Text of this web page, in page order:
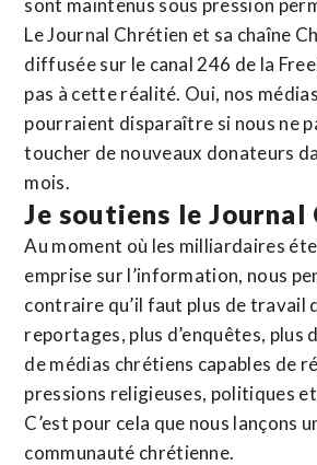
sont maintenus sous pression
Le Journal Chrétien et sa chaîne
diffusée sur le canal 246 de la
pas à cette réalité. Oui, nos
pourraient disparaître si nous ne
toucher de nouveaux donateurs
mois.
Je soutiens le Journal
Au moment où les milliardaires
emprise sur l’information, nous
contraire qu’il faut plus de travail
reportages, plus d’enquêtes, plus
de médias chrétiens capables de
pressions religieuses, politiques
C’est pour cela que nous lançons
communauté chrétienne.